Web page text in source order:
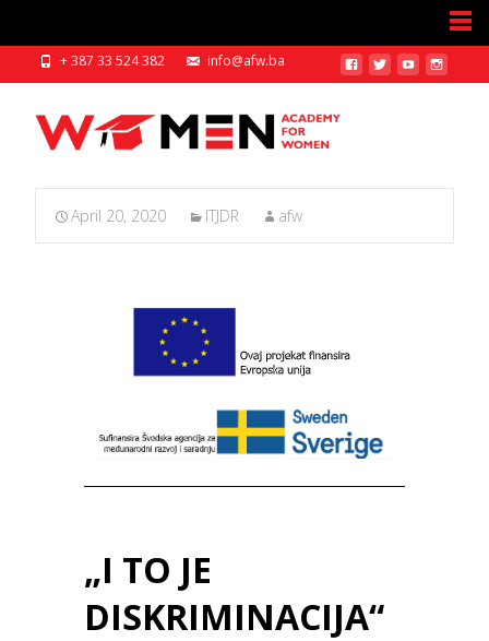
+ 387 33 524 382 info@afw.ba
April 20, 2020 ITJDR afw
„I TO JE
DISKRIMINACIJA“